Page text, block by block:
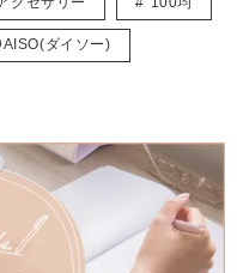
）
として見ていただければ嬉し
ダイソー)